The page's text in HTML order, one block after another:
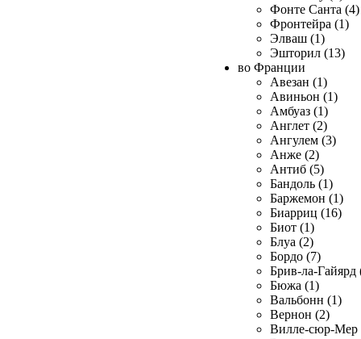
Фонте Санта (4)
Фронтейра (1)
Элваш (1)
Эшторил (13)
во Франции
Авезан (1)
Авиньон (1)
Амбуаз (1)
Англет (2)
Ангулем (3)
Анже (2)
Антиб (5)
Бандоль (1)
Баржемон (1)
Биарриц (16)
Биот (1)
Блуа (2)
Бордо (7)
Брив-ла-Гайярд
Бюжа (1)
Вальбонн (1)
Вернон (2)
Вилле-сюр-Мер